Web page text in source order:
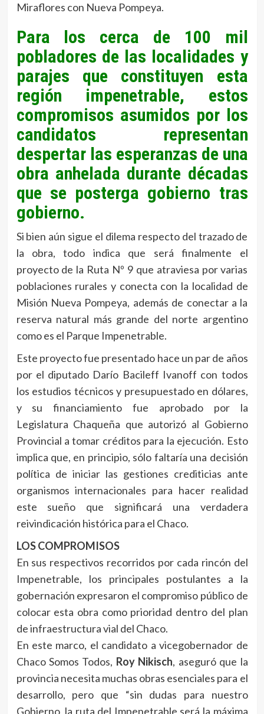
Miraflores con Nueva Pompeya.
Para los cerca de 100 mil
pobladores de las localidades y
parajes que constituyen esta
región impenetrable, estos
compromisos asumidos por los
candidatos representan
despertar las esperanzas de una
obra anhelada durante décadas
que se posterga gobierno tras
gobierno.
Si bien aún sigue el dilema respecto del trazado de
la obra, todo indica que será finalmente el
proyecto de la Ruta Nº 9 que atraviesa por varias
poblaciones rurales y conecta con la localidad de
Misión Nueva Pompeya, además de conectar a la
reserva natural más grande del norte argentino
como es el Parque Impenetrable.
Este proyecto fue presentado hace un par de años
por el diputado Darío Bacileff Ivanoff con todos
los estudios técnicos y presupuestado en dólares,
y su financiamiento fue aprobado por la
Legislatura Chaqueña que autorizó al Gobierno
Provincial a tomar créditos para la ejecución. Esto
implica que, en principio, sólo faltaría una decisión
política de iniciar las gestiones crediticias ante
organismos internacionales para hacer realidad
este sueño que significará una verdadera
reivindicación histórica para el Chaco.
LOS COMPROMISOS
En sus respectivos recorridos por cada rincón del
Impenetrable, los principales postulantes a la
gobernación expresaron el compromiso público de
colocar esta obra como prioridad dentro del plan
de infraestructura vial del Chaco.
En este marco, el candidato a vicegobernador de
Chaco Somos Todos, Roy Nikisch, aseguró que la
provincia necesita muchas obras esenciales para el
desarrollo, pero que “sin dudas para nuestro
Gobierno, la ruta del Impenetrable será la máxima